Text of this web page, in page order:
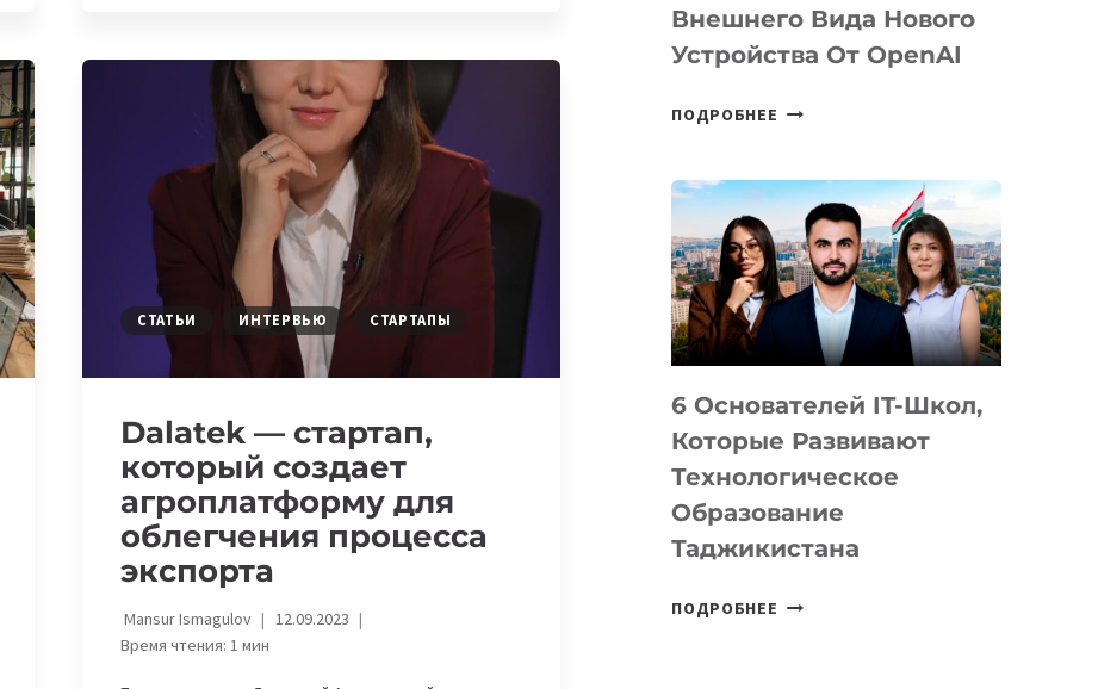
AWARD:
КОНКУРСЫ
ПРОГРАММЫ
ДЛЯ
IT-
СПЕЦИАЛИСТОВ
СТАТЬИ ИНТЕРВЬЮ СТАРТАПЫ
Dalatek — стартап,
который создает
агроплатформу для
облегчения процесса
экспорта
Mansur Ismagulov
12.09.2023
Время чтения: 1мин
Внешнего Вида Нового
Устройства От OpenAI
ПОДРОБНЕЕ СТАЛИ
ВНЕШНЕГО
ВИДА
НОВОГО
УСТРОЙСТВА
OPENAI
6 Основателей IT-Школ,
Которые Развивают
Технологическое
Образование
Таджикистана
ПОДРОБНЕЕ